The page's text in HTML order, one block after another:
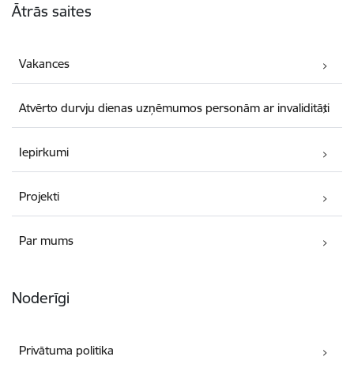
Ātrās saites
Vakances
Atvērto durvju dienas uzņēmumos personām ar invaliditāti
Iepirkumi
Projekti
Par mums
Noderīgi
Privātuma politika